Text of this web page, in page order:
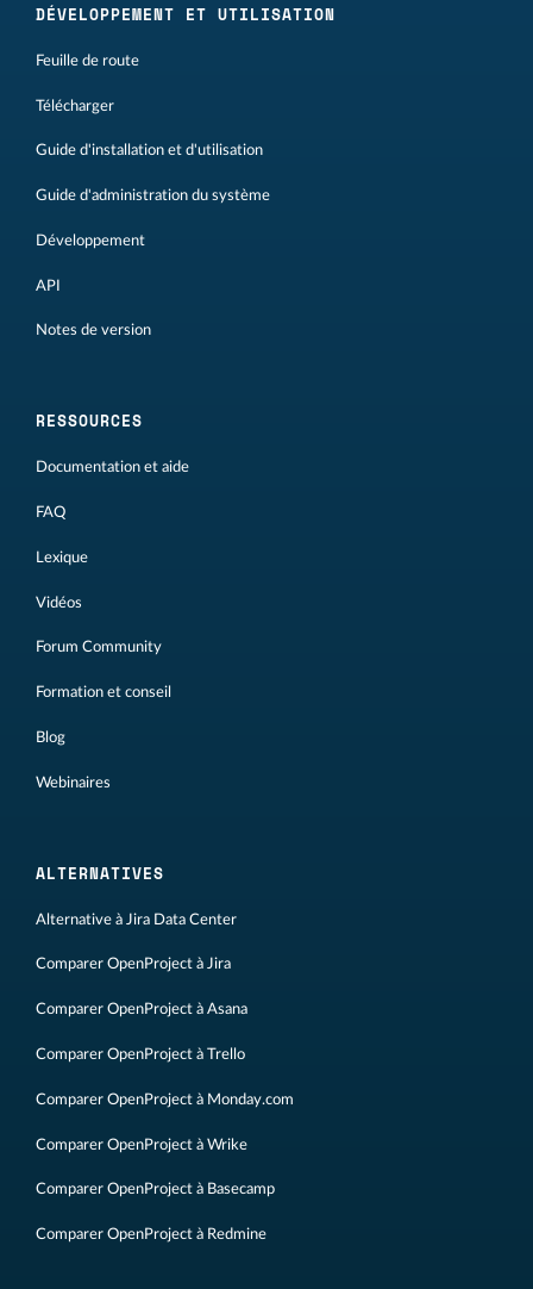
DÉVELOPPEMENT ET UTILISATION
Feuille de route
Télécharger
Guide d'installation et d'utilisation
Guide d'administration du système
Développement
API
Notes de version
RESSOURCES
Documentation et aide
FAQ
Lexique
Vidéos
Forum Community
Formation et conseil
Blog
Webinaires
ALTERNATIVES
Alternative à Jira Data Center
Comparer OpenProject à Jira
Comparer OpenProject à Asana
Comparer OpenProject à Trello
Comparer OpenProject à Monday.com
Comparer OpenProject à Wrike
Comparer OpenProject à Basecamp
Comparer OpenProject à Redmine